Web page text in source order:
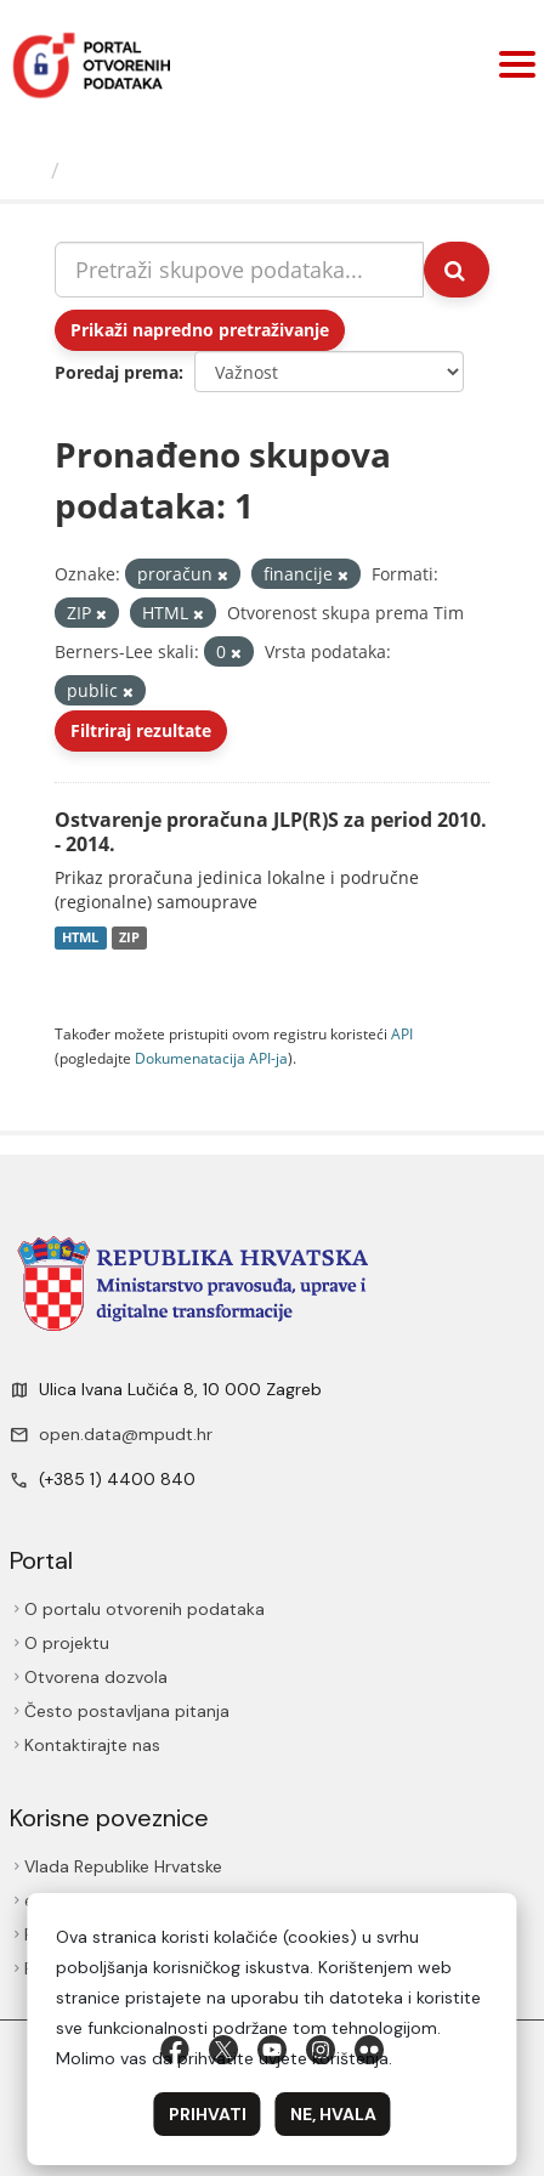
sadržaj
Prikaži napredno pretraživanje
Poredaj prema
Pronađeno skupova
podataka: 1
Oznake: proračun financije
Formati:
ZIP
HTML
Otvorenost skupa prema Tim
Berners-Lee skali:
0
Vrsta podataka:
public
Filtriraj rezultate
Ostvarenje proračuna JLP(R)S za period 2010.
- 2014.
Prikaz proračuna jedinica lokalne i područne
(regionalne) samouprave
HTML ZIP
Također možete pristupiti ovom registru koristeći API
(pogledajte Dokumenаtаcijа API-jа).